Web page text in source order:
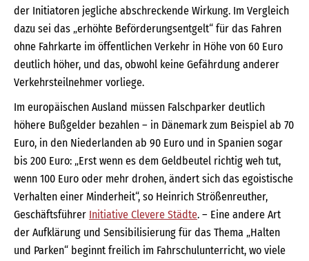
der Initiatoren jegliche abschreckende Wirkung. Im Vergleich
dazu sei das „erhöhte Beförderungsentgelt“ für das Fahren
ohne Fahrkarte im öffentlichen Verkehr in Höhe von 60 Euro
deutlich höher, und das, obwohl keine Gefährdung anderer
Verkehrsteilnehmer vorliege.
Im europäischen Ausland müssen Falschparker deutlich
höhere Bußgelder bezahlen – in Dänemark zum Beispiel ab 70
Euro, in den Niederlanden ab 90 Euro und in Spanien sogar
bis 200 Euro: „Erst wenn es dem Geldbeutel richtig weh tut,
wenn 100 Euro oder mehr drohen, ändert sich das egoistische
Verhalten einer Minderheit“, so Heinrich Strößenreuther,
Geschäftsführer Initiative Clevere Städte. – Eine andere Art
der Aufklärung und Sensibilisierung für das Thema „Halten
und Parken“ beginnt freilich im Fahrschulunterricht, wo viele